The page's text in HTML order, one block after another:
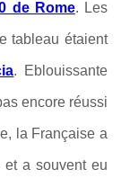
de Rome. Les
tableau étaient
. Eblouissante
encore réussi
la Française a
eta souvent eu